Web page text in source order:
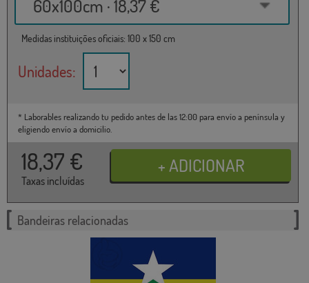
60x100cm · 18,37 €
Medidas instituições oficiais: 100 x 150 cm
Unidades:
* Laborables realizando tu pedido antes de las 12:00 para envío a península y
eligiendo envío a domicilio.
18,37 €
Taxas incluídas
Bandeiras relacionadas